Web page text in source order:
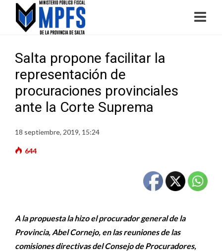
Salta propone facilitar la
representación de
procuraciones provinciales
ante la Corte Suprema
18 septiembre, 2019, 15:24
644
A la propuesta la hizo el procurador general de la
Provincia, Abel Cornejo, en las reuniones de las
comisiones directivas del Consejo de Procuradores,